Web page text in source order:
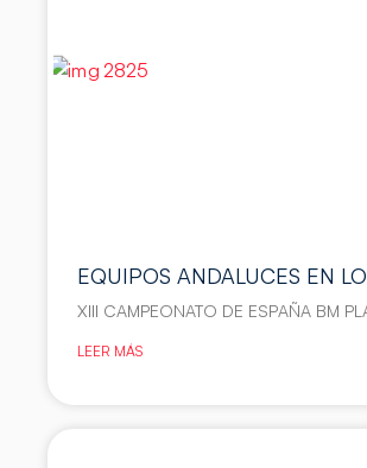
EQUIPOS ANDALUCES EN
XIII CAMPEONATO DE ESPAÑA BM
LEER MÁS